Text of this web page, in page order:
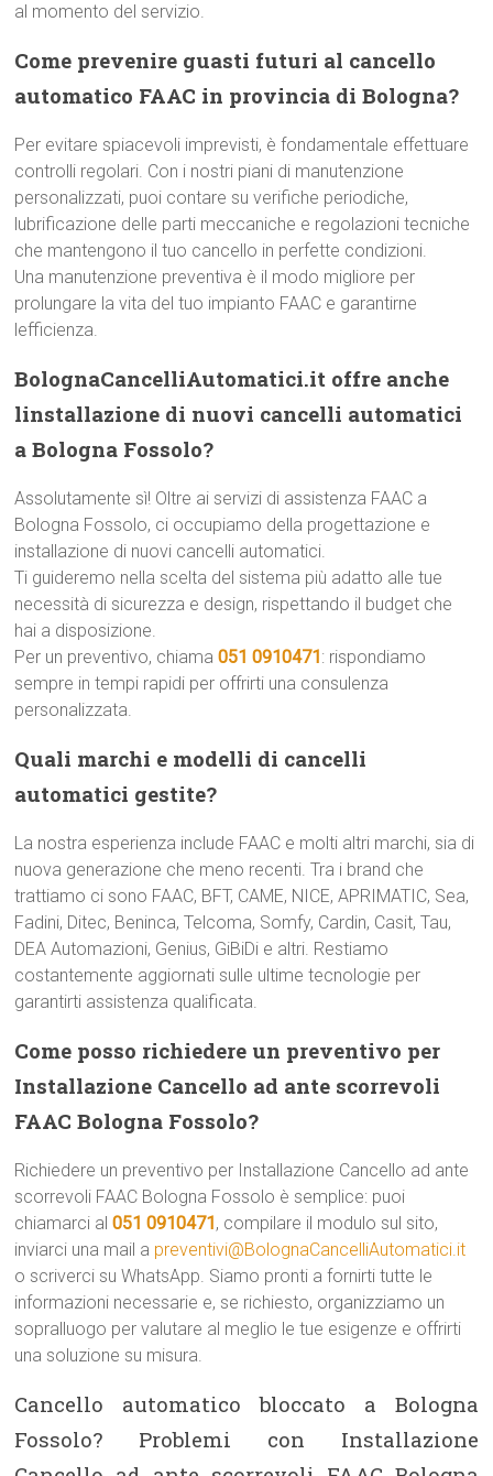
al momento del servizio.
Come prevenire guasti futuri al cancello
automatico FAAC in provincia di Bologna?
Per evitare spiacevoli imprevisti, è fondamentale effettuare
controlli regolari. Con i nostri piani di manutenzione
personalizzati, puoi contare su verifiche periodiche,
lubrificazione delle parti meccaniche e regolazioni tecniche
che mantengono il tuo cancello in perfette condizioni.
Una manutenzione preventiva è il modo migliore per
prolungare la vita del tuo impianto FAAC e garantirne
lefficienza.
BolognaCancelliAutomatici.it offre anche
linstallazione di nuovi cancelli automatici
a Bologna Fossolo?
Assolutamente sì! Oltre ai servizi di assistenza FAAC a
Bologna Fossolo, ci occupiamo della progettazione e
installazione di nuovi cancelli automatici.
Ti guideremo nella scelta del sistema più adatto alle tue
necessità di sicurezza e design, rispettando il budget che
hai a disposizione.
Per un preventivo, chiama051 0910471: rispondiamo
sempre in tempi rapidi per offrirti una consulenza
personalizzata.
Quali marchi e modelli di cancelli
automatici gestite?
La nostra esperienza include FAAC e molti altri marchi, sia di
nuova generazione che meno recenti. Tra i brand che
trattiamo ci sono FAAC, BFT, CAME, NICE, APRIMATIC, Sea,
Fadini, Ditec, Beninca, Telcoma, Somfy, Cardin, Casit, Tau,
DEA Automazioni, Genius, GiBiDi e altri. Restiamo
costantemente aggiornati sulle ultime tecnologie per
garantirti assistenza qualificata.
Come posso richiedere un preventivo per
Installazione Cancello ad ante scorrevoli
FAAC Bologna Fossolo?
Richiedere un preventivo per Installazione Cancello ad ante
scorrevoli FAAC Bologna Fossolo è semplice: puoi
chiamarci al051 0910471, compilare il modulo sul sito,
inviarci una mail a preventivi@BolognaCancelliAutomatici.it
o scriverci su WhatsApp. Siamo pronti a fornirti tutte le
informazioni necessarie e, se richiesto, organizziamo un
sopralluogo per valutare al meglio le tue esigenze e offrirti
una soluzione su misura.
Cancello automatico bloccato a Bologna
Fossolo? Problemi con Installazione